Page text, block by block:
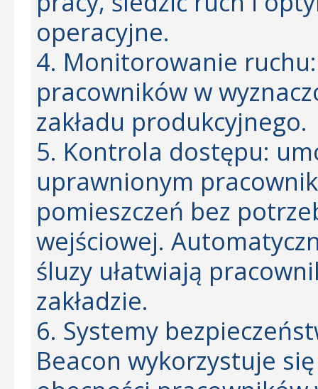
operacyjne.
4. Monitorowanie
pracowników w
zakładu produkcyjnego.
5. Kontrola dostępu:
uprawnionym
pomieszczeń bez
wejściowej.
śluzy ułatwiają
zakładzie.
6. Systemy
Beacon wykorzystuje